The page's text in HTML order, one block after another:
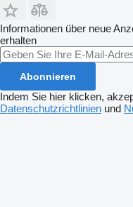
Informationen über neue
erhalten
Abonnieren
Indem Sie hier klicken,
Datenschutzrichtlinien und